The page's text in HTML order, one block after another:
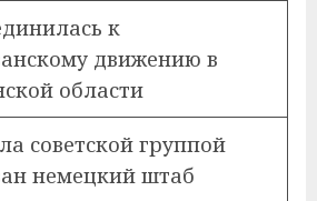
к
движению в
области
советской группой
немецкий штаб